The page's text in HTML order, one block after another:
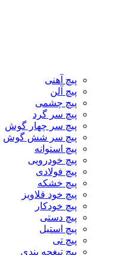
پیچ آهنی
پیچ آلن
پیچ چشمی
پیچ سر گرد
پیچ سر چهار گوش
پیچ سر شش گوش
پیچ استوانه
پیچ خودرویی
پیچ فولادی
پیچ خشکه
پیچ خود قلاویز
پیچ خودکار
پیچ دستی
پیچ استیل
پیچ تی
پیچ تیغچه بندی